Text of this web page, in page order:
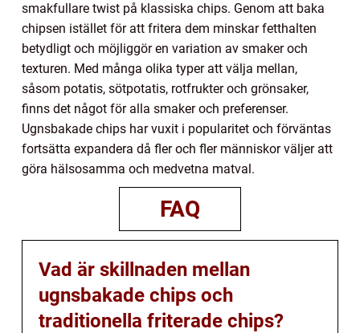
smakfullare twist på klassiska chips. Genom att baka
chipsen istället för att fritera dem minskar fetthalten
betydligt och möjliggör en variation av smaker och
texturen. Med många olika typer att välja mellan,
såsom potatis, sötpotatis, rotfrukter och grönsaker,
finns det något för alla smaker och preferenser.
Ugnsbakade chips har vuxit i popularitet och förväntas
fortsätta expandera då fler och fler människor väljer att
göra hälsosamma och medvetna matval.
FAQ
Vad är skillnaden mellan
ugnsbakade chips och
traditionella friterade chips?